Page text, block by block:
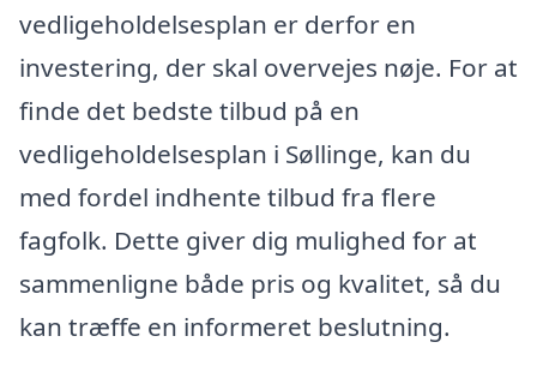
vedligeholdelsesplan er derfor en
investering, der skal overvejes nøje. For at
finde det bedste tilbud på en
vedligeholdelsesplan i Søllinge, kan du
med fordel indhente tilbud fra flere
fagfolk. Dette giver dig mulighed for at
sammenligne både pris og kvalitet, så du
kan træffe en informeret beslutning.